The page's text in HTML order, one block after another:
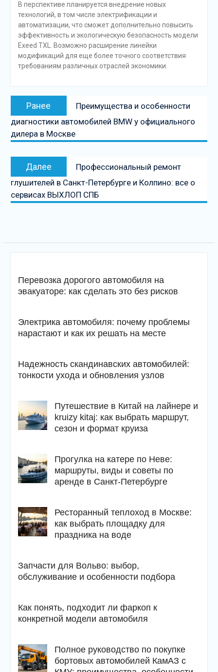
В перспективе планируется внедрение новых
технологий, в том числе электрификации и
автоматизации, что сможет дополнительно повысить
эффективность и экологическую безопасность модели
Exeed TXL. Возможно расширение линейки
модификаций для еще более точного соответствия
требованиям различных отраслей экономики.
Навигация
записям
Ранее
Предыдущая
запись:
Преимущества и особенности
диагностики автомобилей BMW у официального
дилера в Москве
Далее
Следующая
запись
Профессиональный ремонт
глушителей в Санкт-Петербурге и Колпино: все о
сервисах ВЫХЛОП СПБ
Перевозка дорогого автомобиля на
эвакуаторе: как сделать это без рисков
Электрика автомобиля: почему проблемы
нарастают и как их решать на месте
Надежность скандинавских автомобилей:
тонкости ухода и обновления узлов
Путешествие в Китай на лайнере и
kruizy kitaj: как выбрать маршрут,
сезон и формат круиза
Прогулка на катере по Неве:
маршруты, виды и советы по
аренде в Санкт-Петербурге
Ресторанный теплоход в Москве:
как выбрать площадку для
праздника на воде
Запчасти для Вольво: выбор,
обслуживание и особенности подбора
Как понять, подходит ли фаркоп к
конкретной модели автомобиля
Полное руководство по покупке
бортовых автомобилей КамАЗ с